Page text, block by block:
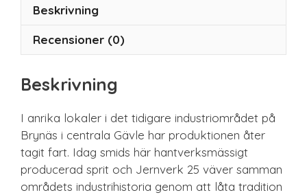
Beskrivning
Recensioner (0)
Beskrivning
I anrika lokaler i det tidigare industriområdet på
Brynäs i centrala Gävle har produktionen åter
tagit fart. Idag smids här hantverksmässigt
producerad sprit och Jernverk 25 väver samman
områdets industrihistoria genom att låta tradition